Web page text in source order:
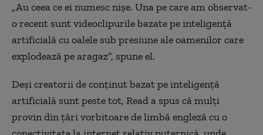
„Au ceea ce ei numesc nișe. Una pe care am observat-
o recent sunt videoclipurile bazate pe inteligență
artificială cu oalele sub presiune ale oamenilor care
explodează pe aragaz”, spune el.
Deși creatorii de conținut bazat pe inteligență
artificială sunt peste tot, Read a spus că mulți
provin din țări vorbitoare de limbă engleză cu o